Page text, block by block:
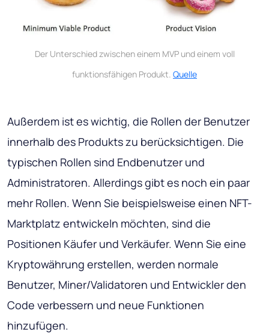
Der Unterschied zwischen einem MVP und einem voll
funktionsfähigen Produkt. Quelle
Außerdem ist es wichtig, die Rollen der Benutzer
innerhalb des Produkts zu berücksichtigen. Die
typischen Rollen sind Endbenutzer und
Administratoren. Allerdings gibt es noch ein paar
mehr Rollen. Wenn Sie beispielsweise einen NFT-
Marktplatz entwickeln möchten, sind die
Positionen Käufer und Verkäufer. Wenn Sie eine
Kryptowährung erstellen, werden normale
Benutzer, Miner/Validatoren und Entwickler den
Code verbessern und neue Funktionen
hinzufügen.